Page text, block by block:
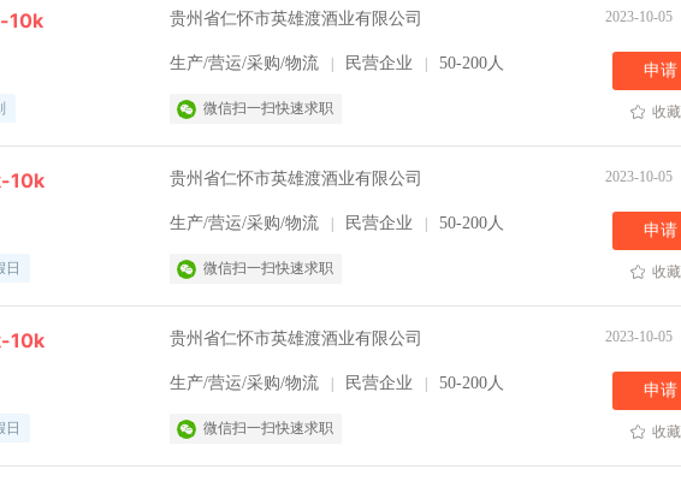
10k 贵州省仁怀市英雄渡酒业有限公司 2023-10-05
生产/营运/采购/物流 民营企业 50-200人
微信扫一扫快速求职
申请
收藏
10k 贵州省仁怀市英雄渡酒业有限公司 2023-10-05
日
生产/营运/采购/物流 民营企业 50-200人
微信扫一扫快速求职
申请
收藏
10k 贵州省仁怀市英雄渡酒业有限公司 2023-10-05
日
生产/营运/采购/物流 民营企业 50-200人
微信扫一扫快速求职
申请
收藏